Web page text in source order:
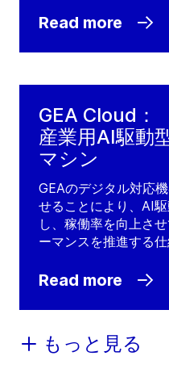
Read more
GEA Cloud：
産業用AI駆動
マシン
GEAのデジタル対応
せることにより、AI
し、稼働率を向上さ
ーマンスを推進する
Read more
もっと見る